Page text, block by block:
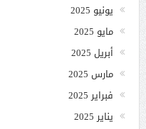
يونيو 2025
مايو 2025
أبريل 2025
مارس 2025
فبراير 2025
يناير 2025